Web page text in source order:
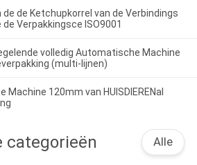
de de Ketchupkorrel van de Verbindings
Verpakkingsce ISO9001
volledig Automatische Machine
(multi-lijnen)
Machine 120mm van HUISDIERENal
categorieën Alle